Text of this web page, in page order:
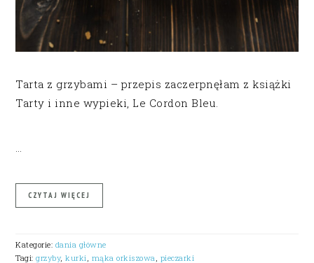
Tarta z grzybami – przepis zaczerpnęłam z książki
Tarty i inne wypieki, Le Cordon Bleu.
…
CZYTAJ WIĘCEJ
Kategorie: dania główne
Tagi:grzyby,kurki, mąka orkiszowa, pieczarki